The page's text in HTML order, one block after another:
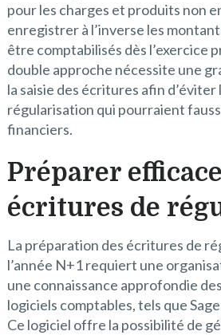
pour les charges et produits non
enregistrer à l’inverse les
être comptabilisés dès l’exercice
double approche nécessite une
la saisie des écritures afin
régularisation qui pourraient
financiers.
Préparer
écritures de
La préparation des écritures de
l’année N+1 requiert une
une connaissance approfondie
logiciels comptables, tels que
Ce logiciel offre la possibilité de